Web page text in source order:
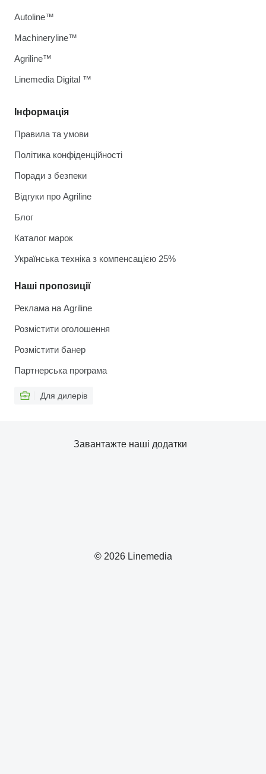
Інформація
Правила та умови
Політика конфіденційності
Поради з безпеки
Відгуки про Agriline
Блог
Каталог марок
Українська техніка з компенсацією 25%
Наші пропозиції
Реклама на Agriline
Розмістити оголошення
Розмістити банер
Партнерська програма
Для дилерів
Autoline™
Machineryline™
Agriline™
Linemedia Digital ™
© 2026 Linemedia
Завантажте наші додатки